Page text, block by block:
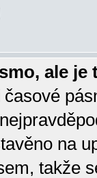
ale je
na
takže